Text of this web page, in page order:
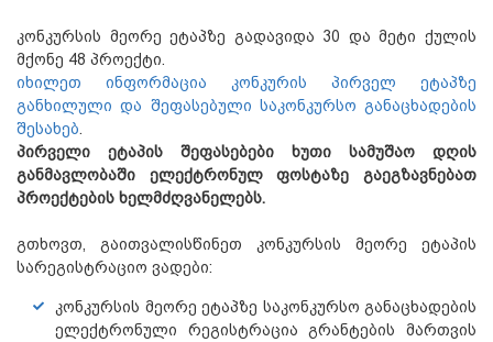
კონკურსის მეორე ეტაპზე გადავიდა 30 და მეტი ქულის
მქონე 48 პროექტი.
იხილეთ ინფორმაცია კონკურის პირველ ეტაპზე
განხილული და შეფასებული საკონკურსო განაცხადების
შესახებ
პირველი ეტაპის შეფასებები ხუთი სამუშაო დღის
განმავლობაში ელექტრონულ ფოსტაზე გაეგზავნებათ
პროექტების ხელმძღვანელებს.
გთხოვთ, გაითვალისწინეთ კონკურსის მეორე ეტაპის
სარეგისტრაციო ვადები:
კონკურსის მეორე ეტაპზე საკონკურსო განაცხადების
ელექტრონული რეგისტრაცია გრანტების მართვის